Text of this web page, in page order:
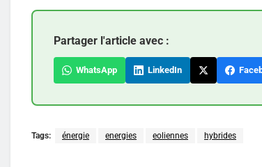
Partager l'article avec :
WhatsApp LinkedIn
Tags: énergie energies eoliennes hybrides